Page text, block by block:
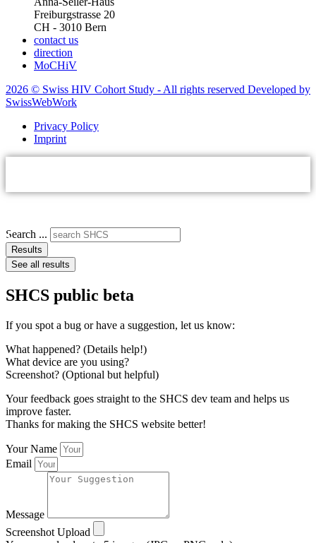
Freiburgstrasse 20
CH - 3010 Bern
contact us
direction
MoCHiV
2026 © Swiss HIV Cohort Study - All rights reserved Developed by
SwissWebWork
Privacy Policy
Imprint
Search ...
Results
See all results
SHCS public beta
If you spot a bug or have a suggestion, let us know:
What happened? (Details help!)
What device are you using?
Screenshot? (Optional but helpful)
Your feedback goes straight to the SHCS dev team and helps us
improve faster.
Thanks for making the SHCS website better!
Your Name
Email
Message
Screenshot Upload